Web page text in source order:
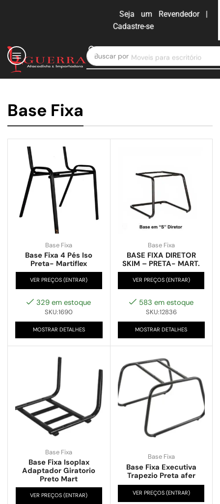
Seja um Revendedor |
Cadastre-se
Buscar por Moveis para escritório
Base Fixa
Base Fixa
Base Fixa 4 Pés Iso
Preta- Martiflex
VER PREÇOS (ENTRAR)
329 em estoque
SKU:1690
MOSTRAR DETALHES
Base Fixa
BASE FIXA DIRETOR
SKIM – PRETA- MART.
VER PREÇOS (ENTRAR)
583 em estoque
SKU:12836
MOSTRAR DETALHES
Base Fixa
Base Fixa Isoplax
Adaptador Giratorio
Preto Mart
VER PREÇOS (ENTRAR)
Base Fixa
Base Fixa Executiva
Trapezio Preta afer
VER PREÇOS (ENTRAR)